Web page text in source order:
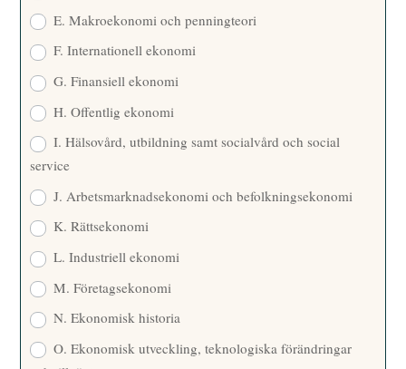
E. Makroekonomi och penningteori
F. Internationell ekonomi
G. Finansiell ekonomi
H. Offentlig ekonomi
I. Hälsovård, utbildning samt socialvård och social
service
J. Arbetsmarknadsekonomi och befolkningsekonomi
K. Rättsekonomi
L. Industriell ekonomi
M. Företagsekonomi
N. Ekonomisk historia
O. Ekonomisk utveckling, teknologiska förändringar